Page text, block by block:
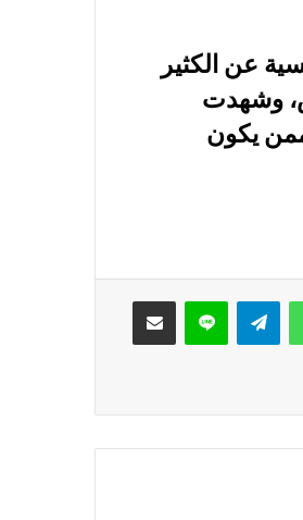
عن الكثير
وشهدت
عن 9464 شخصاً، ممن يكون
واتساب لاين